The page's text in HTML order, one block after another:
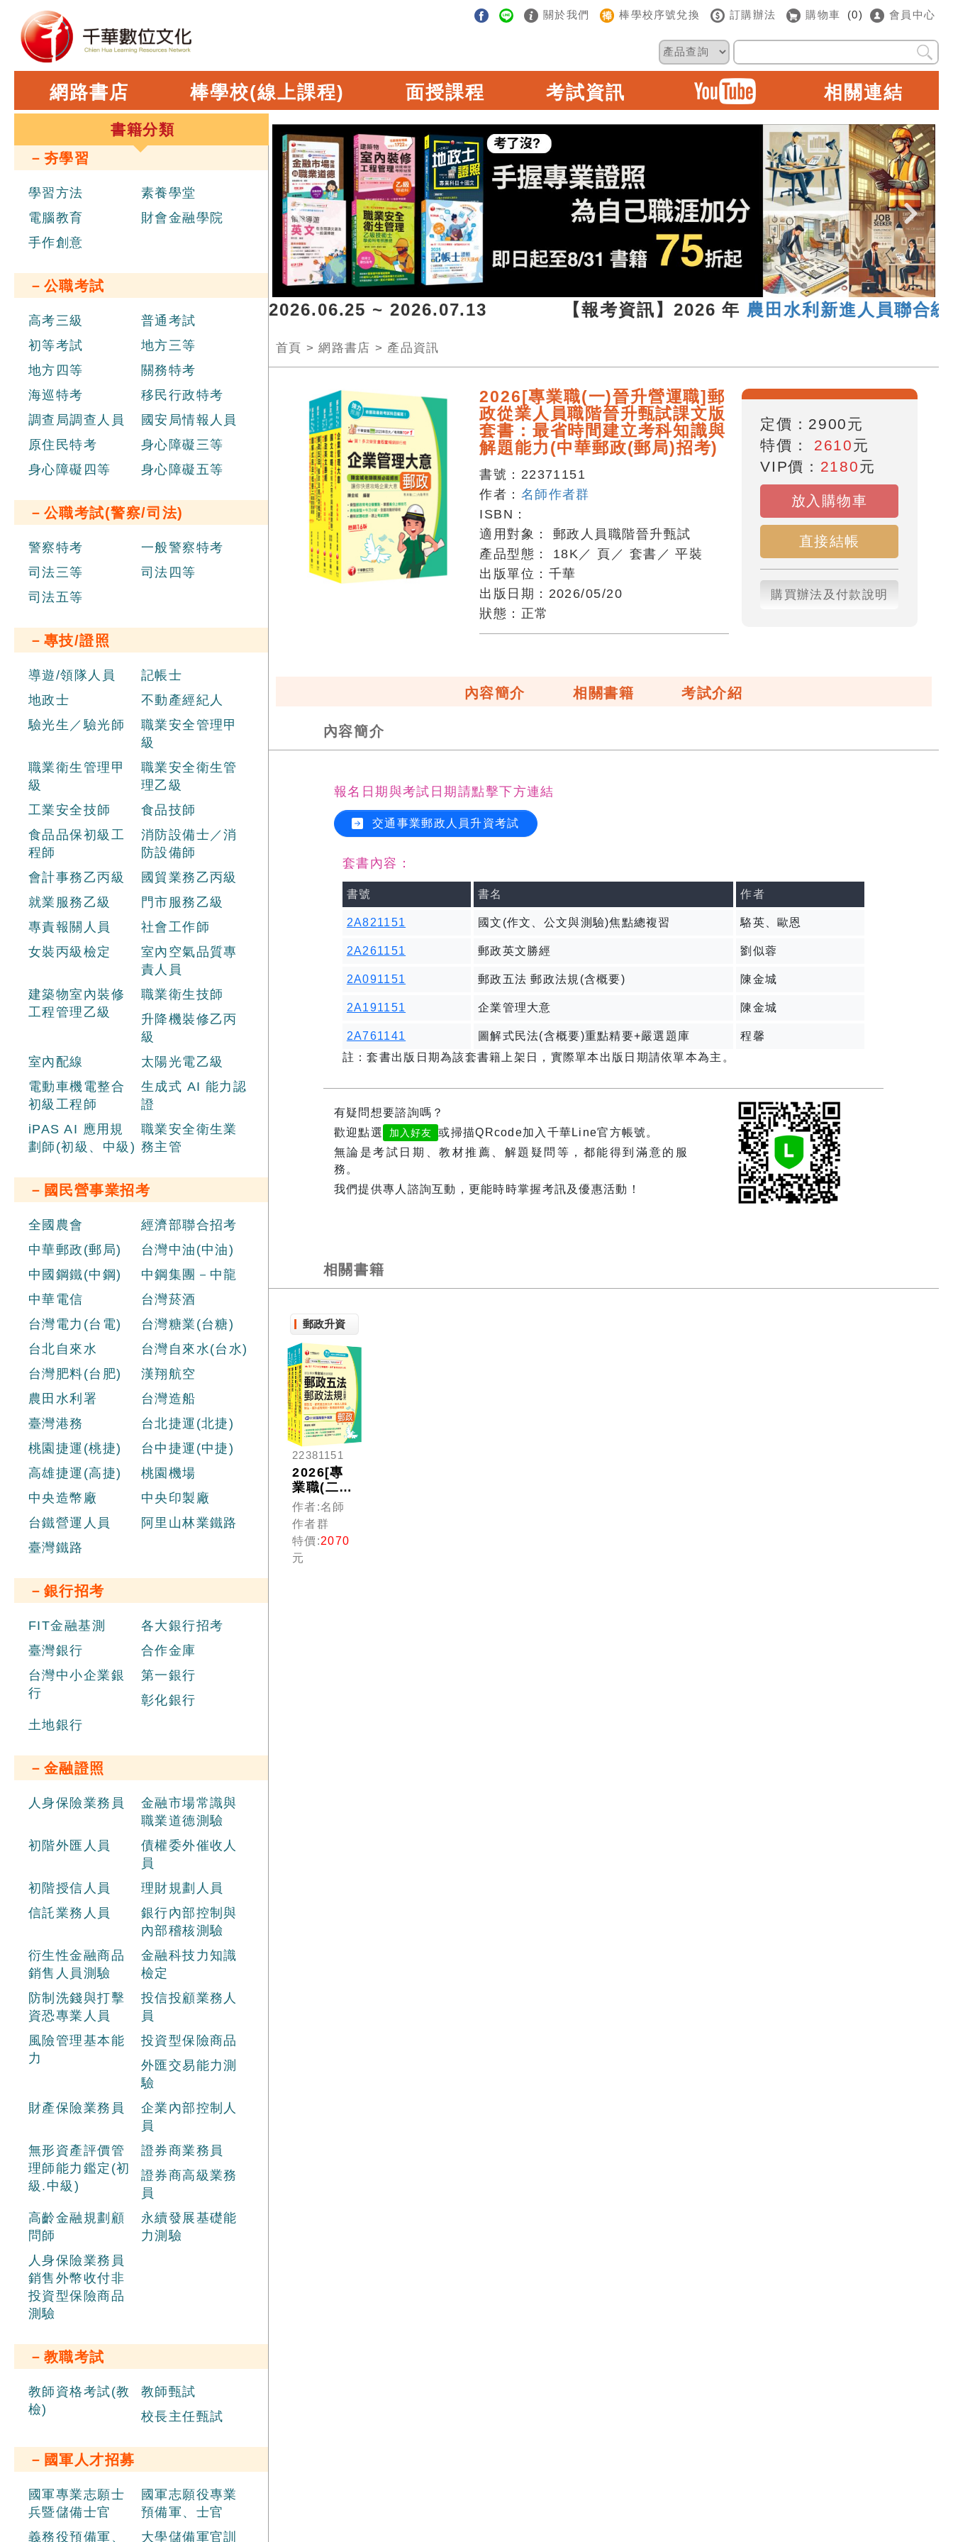
關於我們 棒學校序號兌換 訂購辦法 購物車 (0) 會員中心
網路書店 棒學校(線上課程) 面授課程 考試資訊 相關連結
書籍分類
－夯學習
學習方法
素養學堂
電腦教育
財會金融學院
手作創意
－公職考試
高考三級
普通考試
初等考試
地方三等
地方四等
關務特考
海巡特考
移民行政特考
調查局調查人員
國安局情報人員
原住民特考
身心障礙三等
身心障礙四等
身心障礙五等
－公職考試(警察/司法)
警察特考
一般警察特考
司法三等
司法四等
司法五等
－專技/證照
導遊/領隊人員
記帳士
地政士
不動產經紀人
驗光生／驗光師
職業安全管理甲
級
職業衛生管理甲
級
職業安全衛生管
理乙級
工業安全技師
食品技師
食品品保初級工
程師
消防設備士／消
防設備師
會計事務乙丙級
國貿業務乙丙級
就業服務乙級
門市服務乙級
專責報關人員
社會工作師
女裝丙級檢定
室內空氣品質專
責人員
建築物室內裝修
工程管理乙級
職業衛生技師
升降機裝修乙丙
級
室內配線
太陽光電乙級
電動車機電整合
初級工程師
生成式 AI 能力認
證
iPAS AI 應用規
劃師(初級、中級)
職業安全衛生業
務主管
－國民營事業招考
全國農會
經濟部聯合招考
中華郵政(郵局)
台灣中油(中油)
中國鋼鐵(中鋼)
中鋼集團－中龍
中華電信
台灣菸酒
台灣電力(台電)
台灣糖業(台糖)
台北自來水
台灣自來水(台水)
台灣肥料(台肥)
漢翔航空
農田水利署
台灣造船
臺灣港務
台北捷運(北捷)
桃園捷運(桃捷)
台中捷運(中捷)
高雄捷運(高捷)
桃園機場
中央造幣廠
中央印製廠
台鐵營運人員
阿里山林業鐵路
臺灣鐵路
－銀行招考
FIT金融基測
各大銀行招考
臺灣銀行
合作金庫
台灣中小企業銀
行
第一銀行
彰化銀行
土地銀行
－金融證照
人身保險業務員
金融市場常識與
職業道德測驗
初階外匯人員
債權委外催收人
員
初階授信人員
理財規劃人員
信託業務人員
銀行內部控制與
內部稽核測驗
衍生性金融商品
銷售人員測驗
金融科技力知識
檢定
防制洗錢與打擊
資恐專業人員
投信投顧業務人
員
風險管理基本能
力
投資型保險商品
外匯交易能力測
驗
財產保險業務員
企業內部控制人
員
無形資產評價管
理師能力鑑定(初
級.中級)
證券商業務員
證券商高級業務
員
高齡金融規劃顧
問師
永續發展基礎能
力測驗
人身保險業務員
銷售外幣收付非
投資型保險商品
測驗
－教職考試
教師資格考試(教
檢)
教師甄試
校長主任甄試
－國軍人才招募
國軍專業志願士
兵暨儲備士官
國軍志願役專業
預備軍、士官
義務役預備軍、
大學儲備軍官訓
辦理聯合招考 ，報名日期 2026.06.25 ~ 2026.07.13 【報考資訊】2026 年農田水利新進人員聯合統一考
首頁 >網路書店 > 產品資訊
2026[專業職(一)晉升營運職]郵
政從業人員職階晉升甄試課文版
套書：最省時間建立考科知識與
解題能力(中華郵政(郵局)招考)
書號： 22371151
作者： 名師作者群
ISBN：
適用對象：郵政人員職階晉升甄試
產品型態： 18K ／ 頁 ／ 套書 ／平裝
出版單位： 千華
出版日期： 2026/05/20
狀態： 正常
定價： 2900元
特價： 2610元
VIP價： 2180元
放入購物車
直接結帳
購買辦法及付款說明
內容簡介 相關書籍 考試介紹
內容簡介
報名日期與考試日期請點擊下方連結
交通事業郵政人員升資考試
套書內容：
書號 書名 作者
2A821151 國文(作文、公文與測驗)焦點總複習 駱英、歐恩
2A261151 郵政英文勝經 劉似蓉
2A091151 郵政五法 郵政法規(含概要) 陳金城
2A191151 企業管理大意 陳金城
2A761141 圖解式民法(含概要)重點精要+嚴選題庫
程馨
註：套書出版日期為該套書籍上架日，實際單本出版日期請依單本為主。
有疑問想要諮詢嗎？
歡迎點選
加入好友
或掃描QRcode加入千華Line官方帳號。
無論是考試日期、教材推薦、解題疑問等，都能得到滿意的服
務。
我們提供專人諮詢互動，更能時時掌握考訊及優惠活動！
相關書籍
郵政升資
22381151
2026[專
業職(二)
晉升專業
職(一)]郵
政郵政從
業人員職
階晉升甄
作者:名師
作者群
特價:2070
元